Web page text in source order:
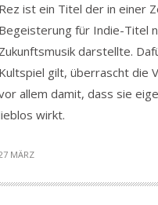
ist ein Titel der in einer
für Indie-Titel
darstellte.
gilt, überrascht die
allem damit, dass sie
wirkt.
MÄRZ